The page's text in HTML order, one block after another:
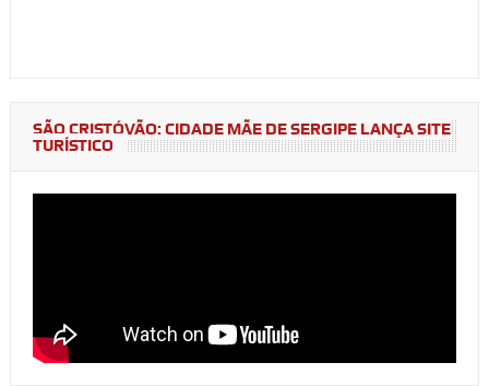
SÃO CRISTÓVÃO: CIDADE MÃE DE SERGIPE LANÇA SITE
TURÍSTICO